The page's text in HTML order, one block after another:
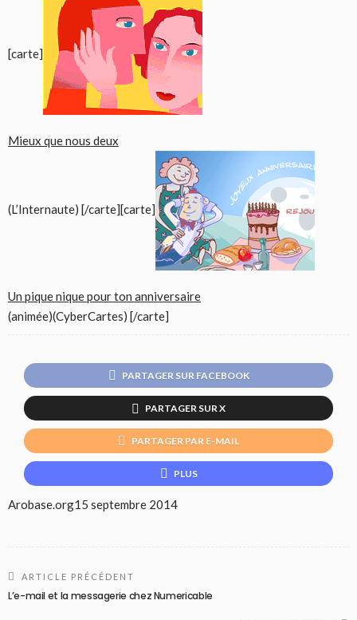
[carte]
Mieux que nous deux
(L’Internaute) [/carte][carte]
Un pique nique pour ton anniversaire
(animée)(CyberCartes) [/carte]
PARTAGER SUR FACEBOOK
PARTAGER SUR X
PARTAGER PAR E-MAIL
PLUS
Arobase.org15 septembre 2014
ARTICLE PRÉCÉDENT
L’e-mail et la messagerie chez Numericable